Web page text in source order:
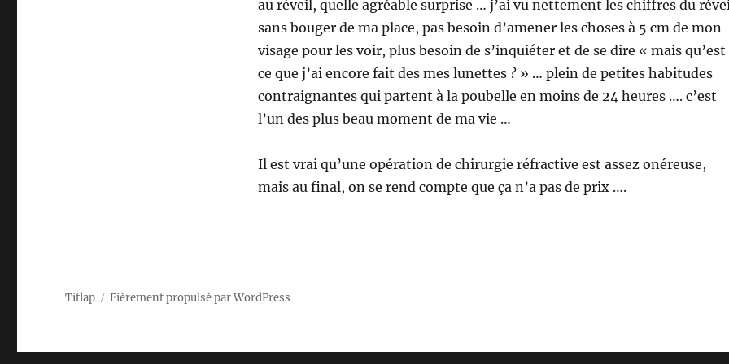
au réveil, quelle agréable surprise … j’ai vu nettement les chiffres du
sans bouger de ma place, pas besoin d’amener les choses à 5 cm de mon
visage pour les voir, plus besoin de s’inquiéter et de se dire « mais qu’est
ce que j’ai encore fait des mes lunettes ? » … plein de petites habitudes
contraignantes qui partent à la poubelle en moins de 24 heures …. c’est
l’un des plus beau moment de ma vie …
Il est vrai qu’une opération de chirurgie réfractive est assez onéreuse,
mais au final, on se rend compte que ça n’a pas de prix ….
Titlap Fièrement propulsé par WordPress